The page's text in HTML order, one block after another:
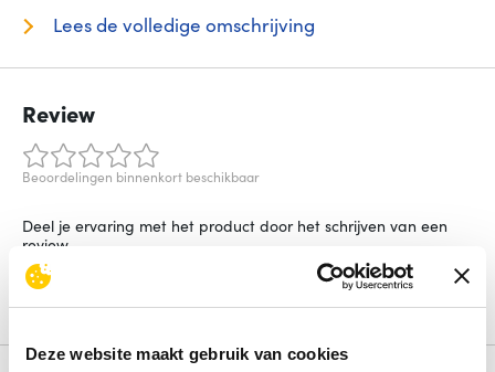
Deze website maakt gebruik van cookies
Lees de volledige omschrijving
Review
Beoordelingen binnenkort beschikbaar
Deel je ervaring met het product door het schrijven van een
review.
Schrijf een review